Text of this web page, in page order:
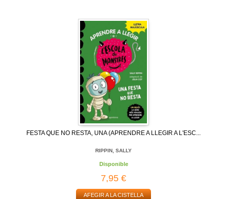
FESTA QUE NO RESTA, UNA (APRENDRE A LLEGIR A L'ESC...
RIPPIN, SALLY
Disponible
7,95 €
AFEGIR A LA CISTELLA